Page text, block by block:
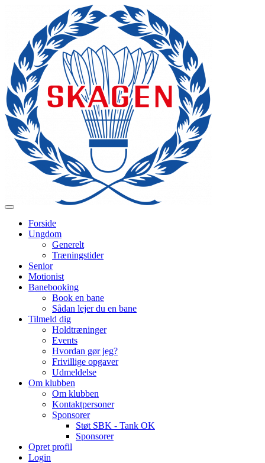
Forside
Ungdom
Generelt
Træningstider
Senior
Motionist
Banebooking
Book en bane
Sådan lejer du en bane
Tilmeld dig
Holdtræninger
Events
Hvordan gør jeg?
Frivillige opgaver
Udmeldelse
Om klubben
Om klubben
Kontaktpersoner
Sponsorer
Støt SBK - Tank OK
Sponsorer
Opret profil
Login